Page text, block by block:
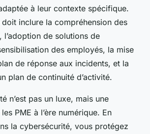
à leur contexte spécifique.
inclure la compréhension des
l’adoption de solutions de
des employés, la mise
de réponse aux incidents, et la
plan de continuité d’activité.
n’est pas un luxe, mais une
PME à l’ère numérique. En
la cybersécurité, vous protégez